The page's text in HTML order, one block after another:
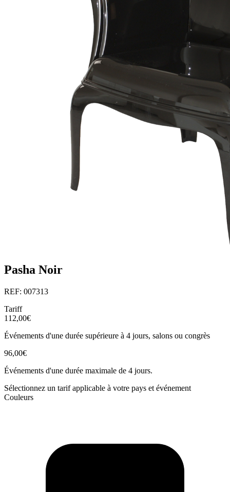
Pasha Noir
REF: 007313
Tariff
112,00€
Événements d'une durée supérieure à 4 jours, salons ou congrès
96,00€
Événements d'une durée maximale de 4 jours.
Sélectionnez un tarif applicable à votre pays et événement
Couleurs